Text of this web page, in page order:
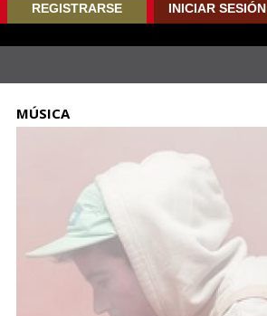
REGISTRARSE INICIAR SESIÓN
MÚSICA